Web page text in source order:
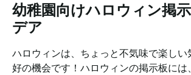
幼稚園向けハロウィン掲
デア
ハロウィンは、ちょっと不気味で楽しい
好の機会です！ハロウィンの掲示板には